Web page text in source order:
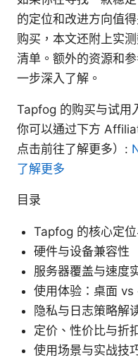
的定位和改进方向值
购买，本文还附上实
清单。额外的资源和
一步深入了解。
Tapfog 的购买与试用
你可以通过下方
点击前往了解更多）:
了解更多
目录
Tapfog 的核心定
硬件与设备兼容性
服务器覆盖与速度
使用体验：桌面
隐私与日志策略解
定价、性价比与折
使用场景与实战技